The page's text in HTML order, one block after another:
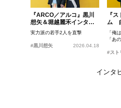
『ARCO／アルコ』黒川
想矢＆堀越麗禾インタビ
ュー
実力派の若手2人を直撃
#黒川想矢 2026.04.18
『
ム
せ
也
ー
「俺
「あ
#スト
インタ